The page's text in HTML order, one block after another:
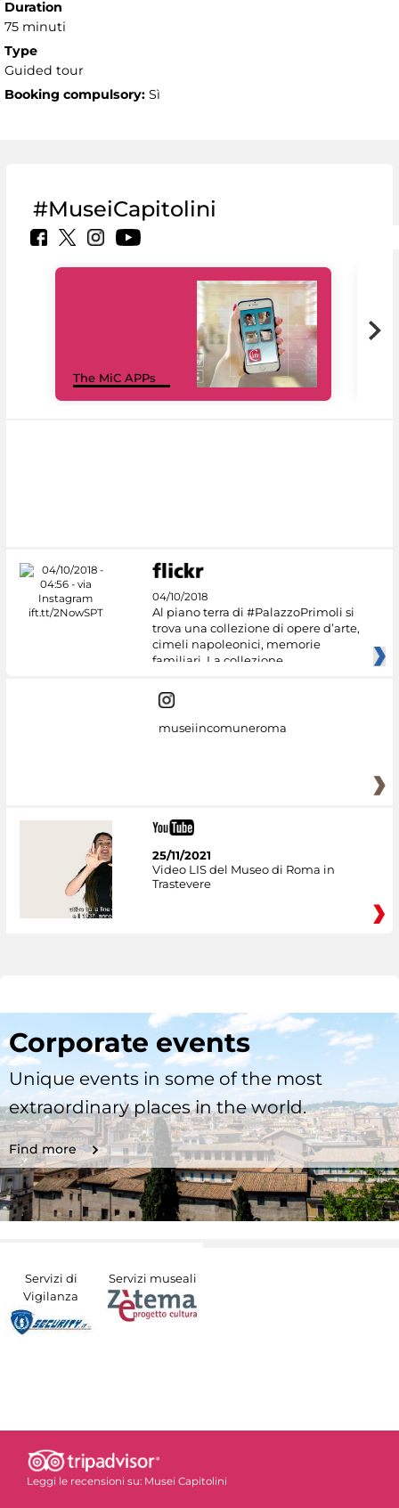
Duration
75 minuti
Type
Guided tour
Booking compulsory: Sì
#MuseiCapitolini
The MiC APPs
04/10/2018
Al piano terra di #PalazzoPrimoli si
trova una collezione di opere d’arte,
cimeli napoleonici, memorie
familiari. La collezione
museiincomuneroma
25/11/2021
Video LIS del Museo di Roma in
Trastevere
Corporate events
Unique events in some of the most
extraordinary places in the world.
Find more
Servizi di
Vigilanza
Servizi museali
Leggi le recensioni su: Musei Capitolini